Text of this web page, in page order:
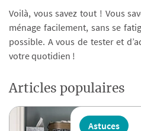
Voilà, vous savez tout ! Vous
ménage facilement, sans se
possible. A vous de tester et
votre quotidien !
Articles populaires
Astuces